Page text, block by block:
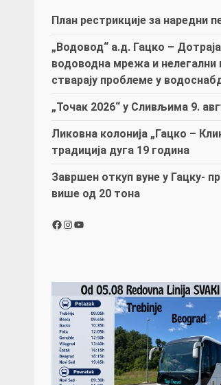
План рестрикције за наредни
„Водовод“ а.д. Гацко –
водоводна мрежа и нелегални
стварају проблеме у
„Точак 2026“ у Сливљима 9.
Ликовна колонија „Гацко –
традиција дуга 19 година
Завршен откуп вуне у Гацку-
више од 20 тона
Facebook
Instagram
YouTube